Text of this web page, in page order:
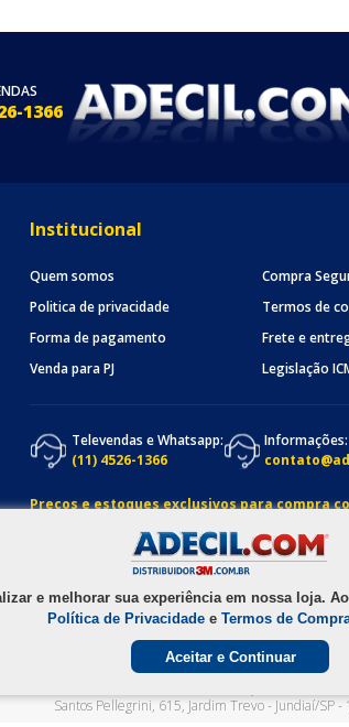
e melhorar sua experiência em nossa loja.
Política de Privacidade e Termos de
Aceitar e Continuar
1366
Institucional
Quem somos Compra
Politica de privacidade
Termos de
Forma de pagamento
Frete e
Venda para PJ
Legislação
Televendas e Whatsapp:
(11) 4526-1366
Informações:
Preços e estoques exclusivos para compra
Santos Pellegrini, 615, Jardim Trevo- Jundiaí/SP-